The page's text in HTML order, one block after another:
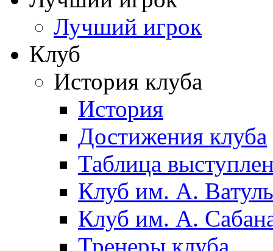
Лучший игрок
Клуб
История клуба
История
Достижения клуба
Таблица
Клуб им. А.
Клуб им. А.